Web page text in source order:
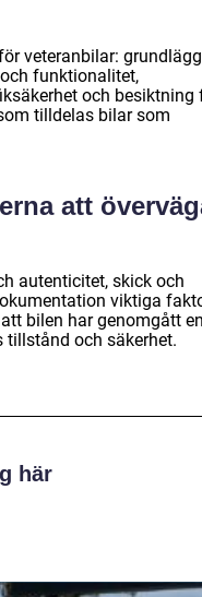
veteranbilar:
funktionalitet,
och besiktning
tilldelas bilar som
att
autenticitet, skick och
viktiga
bilen har genomgått
och säkerhet.
här